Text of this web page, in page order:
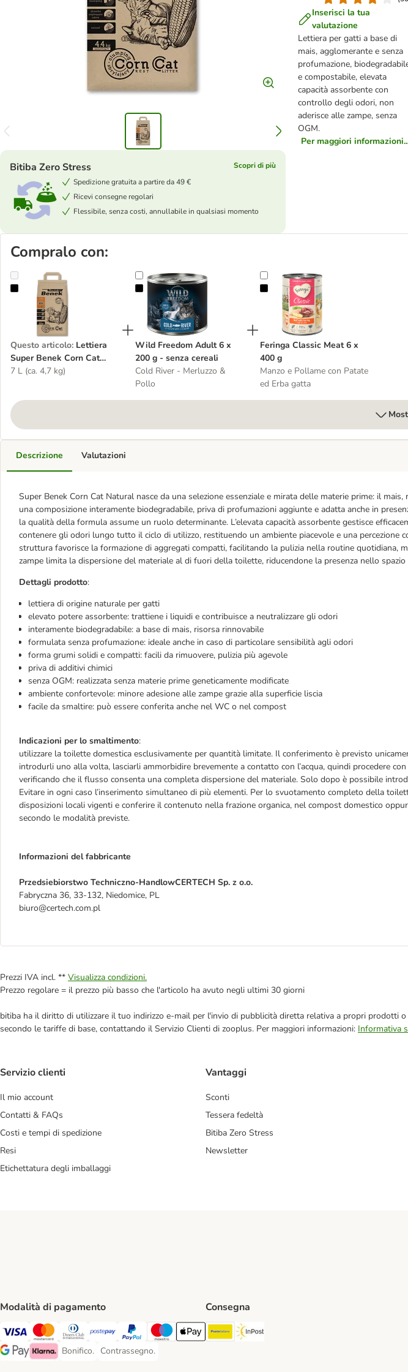
Inserisci la tua
valutazione
Lettiera per gatti a base di
mais, agglomerante e senza
profumazione,
e compostabile, elevata
capacità assorbente con
controllo degli odori, non
aderisce alle zampe, senza
OGM.
Per maggiori
Bitiba Zero Stress
Scopri di più
Spedizione gratuita a partire da 49 €
Ricevi consegne regolari
Flessibile, senza costi, annullabile in qualsiasi momento
Compralo con:
Lettiera Super Benek Corn Cat Natural
Questo articolo: Lettiera
Super Benek Corn Cat
Natural
7 L (ca. 4,7 kg)
Wild Freedom Adult 6 x 200 g - senza cereali
Wild Freedom Adult 6 x
200 g - senza cereali
Cold River - Merluzzo &
Pollo
Feringa Classic Meat 6 x 400 g
Feringa Classic Meat 6 x
400 g
Manzo e Pollame con Patate
ed Erba gatta
Descrizione
Super Benek Corn Cat Natural nasce da una selezione essenziale e mirata delle materie prime: il
una composizione interamente biodegradabile, priva di profumazioni aggiunte e adatta anche in
la qualità della formula assume un ruolo determinante. L’elevata capacità assorbente gestisce
contenere gli odori lungo tutto il ciclo di utilizzo, restituendo un ambiente piacevole e una percezione
struttura favorisce la formazione di aggregati compatti, facilitando la pulizia nella routine quotidiana,
zampe limita la dispersione del materiale al di fuori della toilette, riducendone la presenza nello spazio
Dettagli prodotto:
lettiera di origine naturale per gatti
elevato potere assorbente: trattiene i liquidi e contribuisce a neutralizzare gli odori
interamente biodegradabile: a base di mais, risorsa rinnovabile
formulata senza profumazione: ideale anche in caso di particolare sensibilità agli odori
forma grumi solidi e compatti: facili da rimuovere, pulizia più agevole
priva di additivi chimici
senza OGM: realizzata senza materie prime geneticamente modificate
ambiente confortevole: minore adesione alle zampe grazie alla superficie liscia
facile da smaltire: può essere conferita anche nel WC o nel compost
Indicazioni per lo smaltimento:
utilizzare la toilette domestica esclusivamente per quantità limitate. Il conferimento è previsto
introdurli uno alla volta, lasciarli ammorbidire brevemente a contatto con l’acqua, quindi procedere
verificando che il flusso consenta una completa dispersione del materiale. Solo dopo è possibile
Evitare in ogni caso l’inserimento simultaneo di più elementi. Per lo svuotamento completo della
disposizioni locali vigenti e conferire il contenuto nella frazione organica, nel compost domestico
secondo le modalità previste.
Informazioni del fabbricante
Przedsiebiorstwo Techniczno-HandlowCERTECH Sp. z o.o.
Fabryczna 36, 33-132, Niedomice, PL
biuro@certech.com.pl
Valutazioni
Prezzi IVA incl. ** Visualizza condizioni.
Prezzo regolare = il prezzo più basso che l'articolo ha avuto negli ultimi 30 giorni
bitiba ha il diritto di utilizzare il tuo indirizzo e-mail per l'invio di pubblicità diretta relativa a propri prodotti
secondo le tariffe di base, contattando il Servizio Clienti di zooplus. Per maggiori informazioni: Informativa
Servizio clienti
Il mio account
Contatti & FAQs
Costi e tempi di spedizione
Resi
Etichettatura degli imballaggi
Vantaggi
Sconti
Tessera fedeltà
Bitiba Zero Stress
Newsletter
Modalità di pagamento
Visa. Payment Method
Mastercard. Payment Method
Diners Club. Payment Method
Postepay. Payment Method
PayPal. Payment Method
Maestro. Payment Method
Apple pay. Payment Method
Google Pay Payment Method
Klarna Payment Method
Bonifico.
Bonifico. Payment Method
Contrassegno.
Contrassegno. Payment Method
Consegna
Poste Italiane. Shipping Method